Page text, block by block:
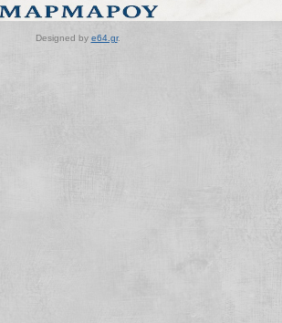
Designed by e64.gr.